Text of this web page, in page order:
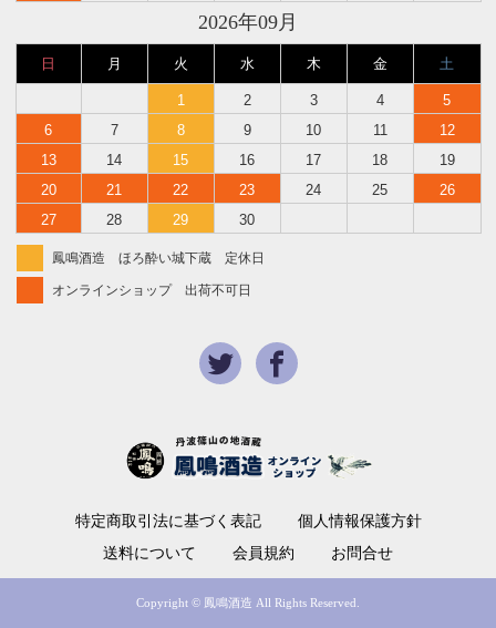
2026年09月
日 月 火 水 木 金 土
1 2 3 4
5
6
7 8 9 10 11
12
13
14 15 16 17 18
19
20
21 22 23 24 25
26
27
28 29 30
鳳鳴酒造 ほろ酔い城下蔵 定休日
オンラインショップ 出荷不可日
特定商取引法に基づく表記
個人情報保護方針
送料について
会員規約 お問合せ
Copyright © 鳳鳴酒造 All Rights Reserved.